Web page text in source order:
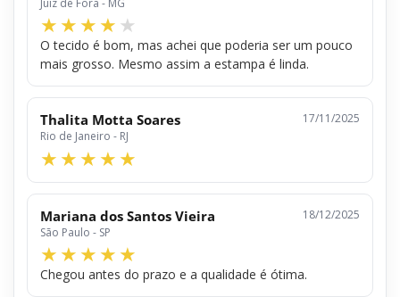
Juiz de Fora - MG
O tecido é bom, mas achei que poderia ser um pouco
mais grosso. Mesmo assim a estampa é linda.
Thalita Motta Soares
Rio de Janeiro - RJ
17/11/2025
Mariana dos Santos Vieira
São Paulo - SP
18/12/2025
Chegou antes do prazo e a qualidade é ótima.